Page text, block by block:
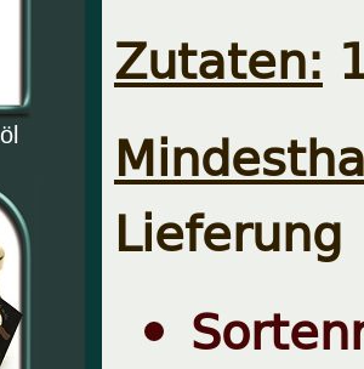
Zutaten:
Lieferung